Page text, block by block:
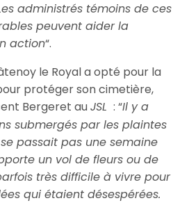
administrés témoins de ces
peuvent aider la
action“.
le Royal a opté pour la
protéger son cimetière,
Bergeret auJSL : “Il y a
submergés par les plaintes
passait pas une semaine
un vol de fleurs ou de
très difficile à vivre pour
qui étaient désespérées.